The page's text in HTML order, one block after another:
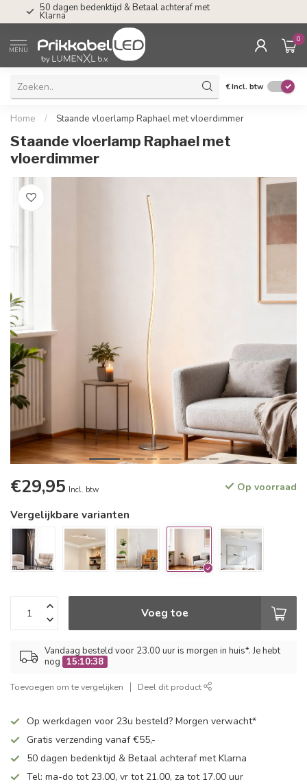
50 dagen bedenktijd & Betaal achteraf met
Klarna
MENU
0
€Incl. btw
Home / Staande vloerlamp Raphael met vloerdimmer
Staande vloerlamp Raphael met
vloerdimmer
€29,95 Incl. btw Op voorraad
Vergelijkbare varianten
Voeg toe
Vandaag besteld voor 23.00 uur is morgen in huis*. Je hebt
nog
15:10:38
Toevoegen om te vergelijken Deel dit product
Op werkdagen voor 23u besteld? Morgen verwacht*
Gratis verzending vanaf €55,-
50 dagen bedenktijd & Betaal achteraf met Klarna
Tel: ma-do tot 23.00, vr tot 21.00, za tot 17.00 uur